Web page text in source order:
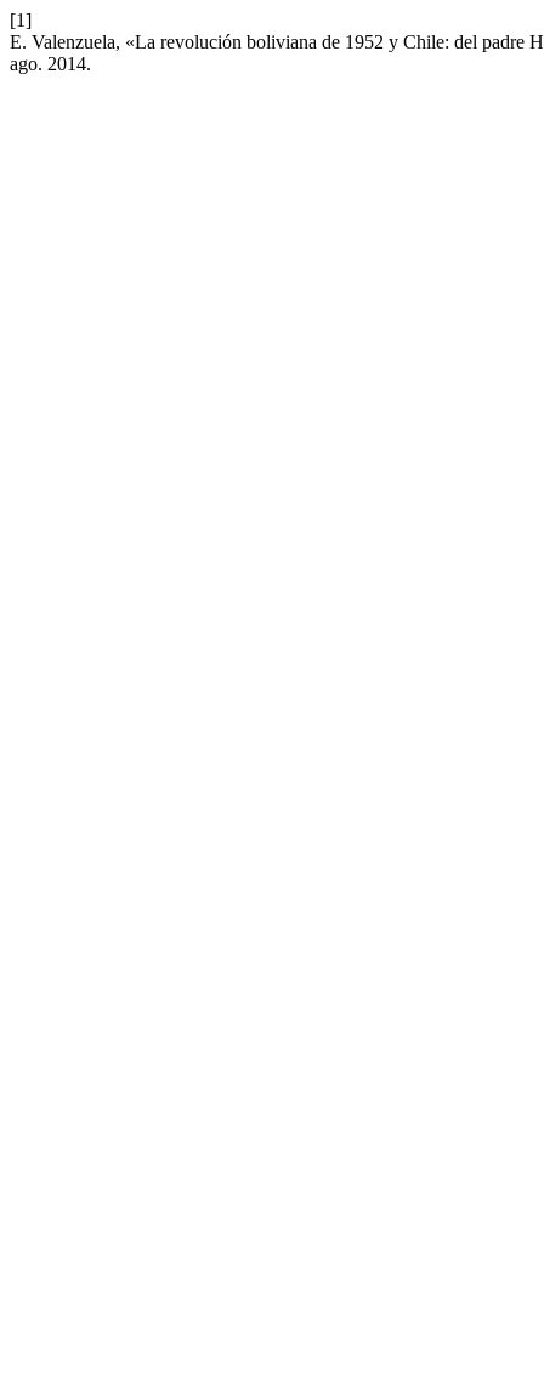
[1]
E. Valenzuela, «La revolución boliviana de 1952 y Chile: del padre
ago. 2014.